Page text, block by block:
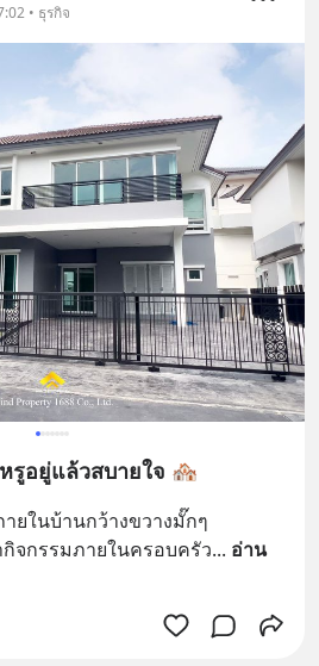
• ธุรกิจ
รูอยู่แล้วสบายใจ 🏘️
ยในบ้านกว้างขวางมั๊กๆ
จกรรมภายในครอบครัว... อ่าน